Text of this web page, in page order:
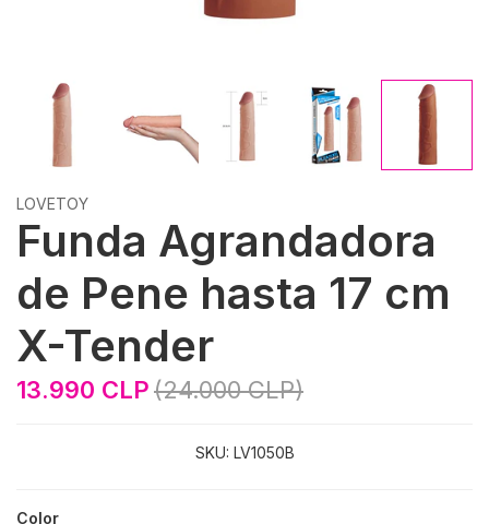
LOVETOY
Funda Agrandadora
de Pene hasta 17 cm
X-Tender
13.990 CLP(24.000 CLP)
SKU: LV1050B
Color